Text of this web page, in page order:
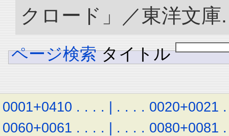
クロード」／東洋文
ページ検索 タイトル
0001+0410 . . . . | . . . . 0020+0021 .
0060+0061 . . . . | . . . . 0080+0081 .